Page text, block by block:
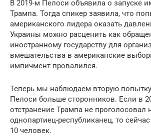
В 2019-м Пелоси объявила о запуске
Трампа. Тогда спикер заявила, что
американского лидера оказать
Украины можно расценить как
иностранному государству для
вмешательства в американские
импичмент провалился.
Теперь мы наблюдаем вторую
Пелоси больше сторонников. Если в
отстранение Трампа не проголосовал
однопартиец-республиканец, то
10 человек.